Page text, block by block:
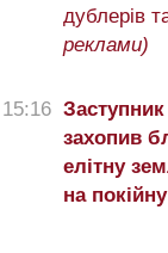
дублерів
реклами)
15:16
захопив
елітну
на